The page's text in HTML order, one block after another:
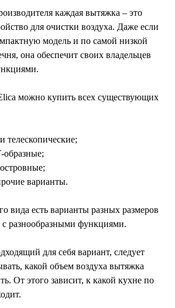
каждая вытяжка – это
для очистки воздуха. Даже если
модель и по самой низкой
она обеспечит своих владельцев
можно купить всех существующих
телескопические;
варианты.
вида есть варианты разных размеров
разнообразными функциями.
для себя вариант, следует
какой объем воздуха вытяжка
От этого зависит, к какой кухне по